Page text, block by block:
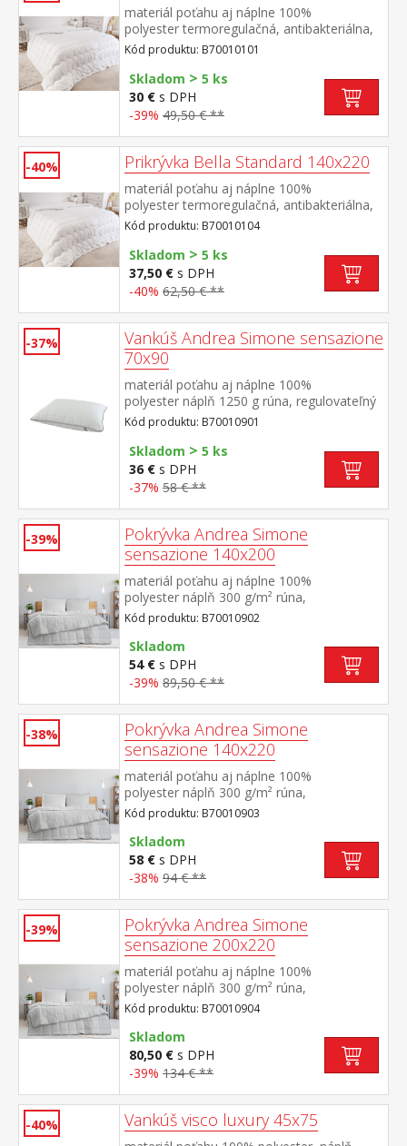
materiál poťahu aj náplne 100%
polyester termoregulačná, antibakteriálna,
vhodná pre alergikov elegantne
prešitá prateľná do 60 °C
Kód produktu: B70010101
Skladom > 5 ks
30 € s DPH
-39% 49,50 € **
-40% Prikrývka Bella Standard 140x220
materiál poťahu aj náplne 100%
polyester termoregulačná, antibakteriálna,
vhodná pre alergikov elegantne
prešitá prateľná do 60 °C
Kód produktu: B70010104
Skladom > 5 ks
37,50 € s DPH
-40% 62,50 € **
-37%
Vankúš Andrea Simone sensazione
70x90
materiál poťahu aj náplne 100%
polyester náplň 1250 g rúna, regulovateľný
obsah elegantne prešitý poťah na zips
Kód produktu: B70010901
Skladom > 5 ks
36 € s DPH
-37% 58 € **
-39%
Pokrývka Andrea Simone
sensazione 140x200
materiál poťahu aj náplne 100%
polyester náplň 300 g/m² rúna,
termoregulačná elegantne prešitý poťah
Kód produktu: B70010902
Skladom
54 € s DPH
-39% 89,50 € **
-38%
Pokrývka Andrea Simone
sensazione 140x220
materiál poťahu aj náplne 100%
polyester náplň 300 g/m² rúna,
termoregulačná elegantne prešitý poťah
Kód produktu: B70010903
Skladom
58 € s DPH
-38% 94 € **
-39%
Pokrývka Andrea Simone
sensazione 200x220
materiál poťahu aj náplne 100%
polyester náplň 300 g/m² rúna,
termoregulačná elegantne prešitý poťah
Kód produktu: B70010904
Skladom
80,50 € s DPH
-39% 134 € **
-40% Vankúš visco luxury 45x75